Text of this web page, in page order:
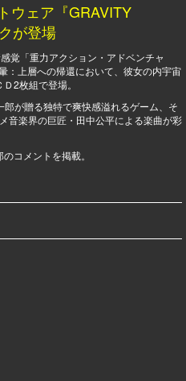
ウェア『GRAVITY
が登場
覚「重力アクション・アドベンチャ
：上層への帰還において、彼女の内宇宙
2枚組で登場。
郎が贈る独特で爽快感溢れるゲーム、そ
音楽界の巨匠・田中公平による楽曲が彩
コメントを掲載。